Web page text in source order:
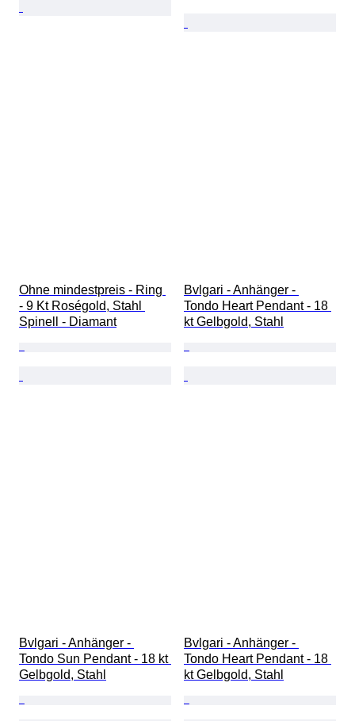
Ohne mindestpreis - Ring
- 9 Kt Roségold, Stahl
Spinell - Diamant
Bvlgari - Anhänger -
Tondo Heart Pendant - 18
kt Gelbgold, Stahl
Bvlgari - Anhänger -
Tondo Sun Pendant - 18 kt
Gelbgold, Stahl
Bvlgari - Anhänger -
Tondo Heart Pendant - 18
kt Gelbgold, Stahl